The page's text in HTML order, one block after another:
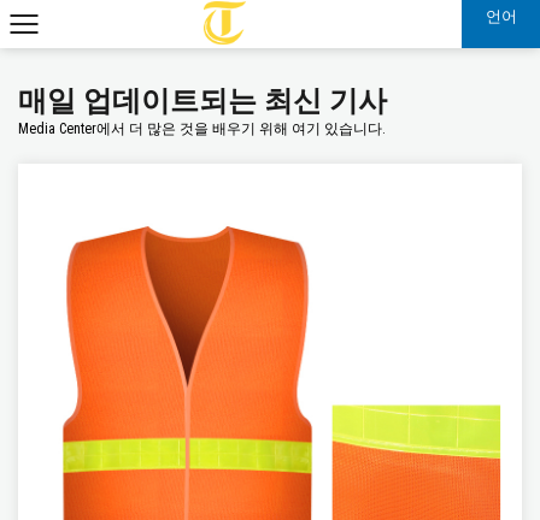
언어
매일 업데이트되는 최신 기사
Media Center에서 더 많은 것을 배우기 위해 여기 있습니다.